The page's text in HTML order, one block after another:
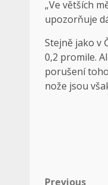
„Ve větších
upozorňuje
Stejně jako v
0,2 promile.
porušení
nože jsou
Previous